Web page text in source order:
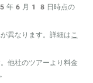
年6月18日時点の
異なります。詳細は こ
他社のツアーより料金